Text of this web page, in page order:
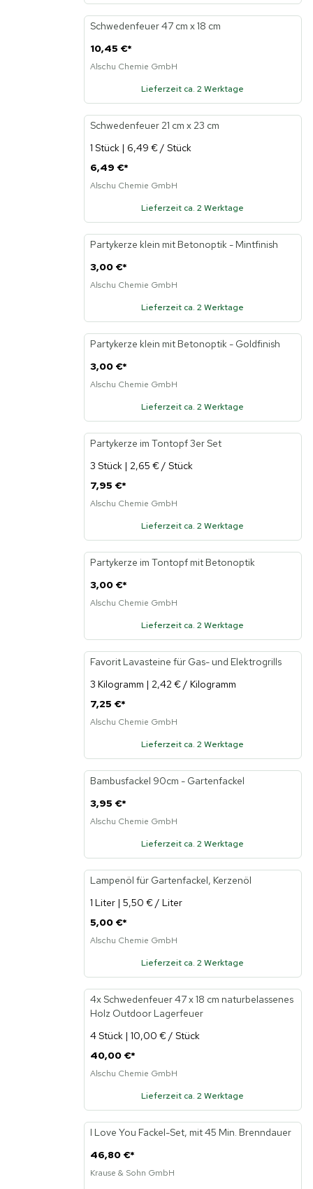
Schwedenfeuer 47 cm x 18 cm
10,45 €*
Alschu Chemie GmbH
Lieferzeit ca. 2 Werktage
Schwedenfeuer 21 cm x 23 cm
1 Stück | 6,49 € / Stück
6,49 €*
Alschu Chemie GmbH
Lieferzeit ca. 2 Werktage
Neu
Partykerze klein mit Betonoptik - Mintfinish
3,00 €*
Alschu Chemie GmbH
Lieferzeit ca. 2 Werktage
Neu
Partykerze klein mit Betonoptik - Goldfinish
3,00 €*
Alschu Chemie GmbH
Lieferzeit ca. 2 Werktage
Neu
Partykerze im Tontopf 3er Set
3 Stück | 2,65 € / Stück
7,95 €*
Alschu Chemie GmbH
Lieferzeit ca. 2 Werktage
Neu
Partykerze im Tontopf mit Betonoptik
3,00 €*
Alschu Chemie GmbH
Lieferzeit ca. 2 Werktage
Neu
Favorit Lavasteine für Gas- und Elektrogrills
3 Kilogramm | 2,42 € / Kilogramm
7,25 €*
Alschu Chemie GmbH
Lieferzeit ca. 2 Werktage
Bambusfackel 90cm - Gartenfackel
3,95 €*
Alschu Chemie GmbH
Lieferzeit ca. 2 Werktage
Neu
Lampenöl für Gartenfackel, Kerzenöl
1 Liter | 5,50 € / Liter
5,00 €*
Alschu Chemie GmbH
Lieferzeit ca. 2 Werktage
4x Schwedenfeuer 47 x 18 cm naturbelassenes
Holz Outdoor Lagerfeuer
4 Stück | 10,00 € / Stück
40,00 €*
Alschu Chemie GmbH
Lieferzeit ca. 2 Werktage
I Love You Fackel-Set, mit 45 Min. Brenndauer
46,80 €*
Krause & Sohn GmbH